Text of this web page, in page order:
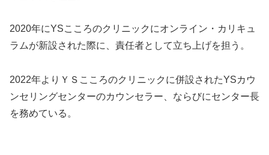
2020年にYSこころのクリニックにオンライン・カリキュ
ラムが新設された際に、責任者として立ち上げを担う。
2022年よりＹＳこころのクリニックに併設されたYSカウ
ンセリングセンターのカウンセラー、ならびにセンター長
を務めている。